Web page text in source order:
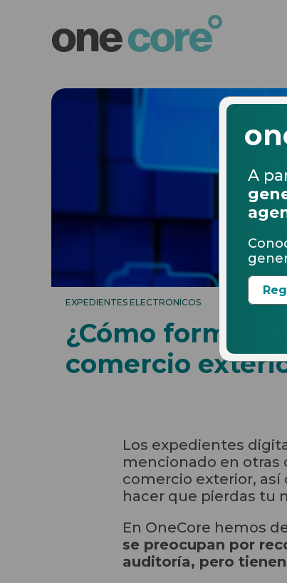
EXPEDIENTES ELECTRONICOS
¿Cómo formar
comercio
Los expedientes
mencionado en otras
comercio exterior,
hacer que pierdas tu
En OneCore hemos
se preocupan por
auditoría, pero
A